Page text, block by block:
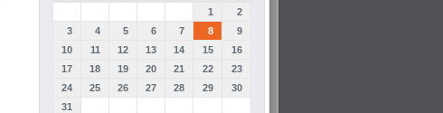
1
2
3
4 5 6 7 8
9
10
11 12 13 14 15
16
17
18 19 20 21 22
23
24
25 26 27 28 29
30
31